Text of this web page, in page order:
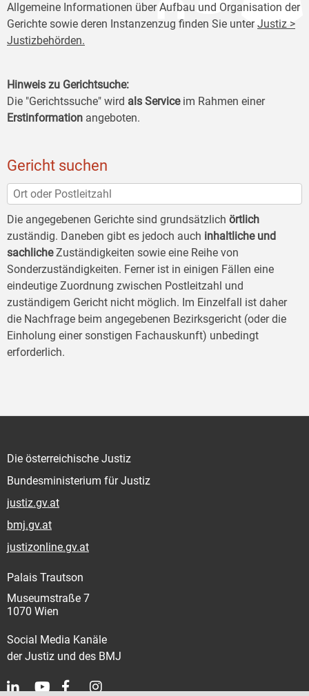
Allgemeine Informationen über Aufbau und Organisation der
Gerichte sowie deren Instanzenzug finden Sie unterJustiz >
Justizbehörden.
Hinweis zu Gerichtsuche:
Die "Gerichtssuche" wird als Serviceim Rahmen einer
Erstinformation angeboten.
Gericht suchen
Die angegebenen Gerichte sind grundsätzlich örtlich
zuständig. Daneben gibt es jedoch auch inhaltliche und
sachlicheZuständigkeiten sowie eine Reihe von
Sonderzuständigkeiten. Ferner ist in einigen Fällen eine
eindeutige Zuordnung zwischen Postleitzahl und
zuständigem Gericht nicht möglich. Im Einzelfall ist daher
die Nachfrage beim angegebenen Bezirksgericht (oder die
Einholung einer sonstigen Fachauskunft) unbedingt
erforderlich.
Die österreichische Justiz
Bundesministerium für Justiz
justiz.gv.at
bmj.gv.at
justizonline.gv.at
Palais Trautson
Museumstraße 7
1070 Wien
Social Media Kanäle
der Justiz und des BMJ